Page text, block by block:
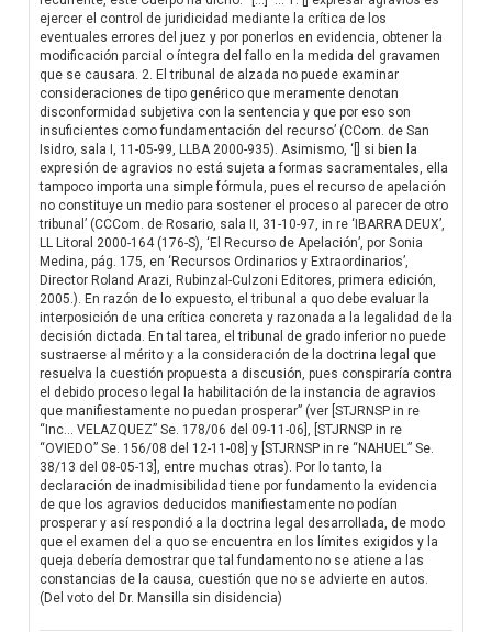
ejercer el control de juridicidad mediante la crítica de los
eventuales errores del juez y por ponerlos en evidencia, obtener la
modificación parcial o íntegra del fallo en la medida del gravamen
que se causara. 2. El tribunal de alzada no puede examinar
consideraciones de tipo genérico que meramente denotan
disconformidad subjetiva con la sentencia y que por eso son
insuficientes como fundamentación del recurso’ (CCom. de San
Isidro, sala I, 11-05-99, LLBA 2000-935). Asimismo, ‘[] si bien la
expresión de agravios no está sujeta a formas sacramentales, ella
tampoco importa una simple fórmula, pues el recurso de apelación
no constituye un medio para sostener el proceso al parecer de otro
tribunal’ (CCCom. de Rosario, sala II, 31-10-97, in re ‘IBARRA DEUX’,
LL Litoral 2000-164 (176-S), ‘El Recurso de Apelación’, por Sonia
Medina, pág. 175, en ‘Recursos Ordinarios y Extraordinarios’,
Director Roland Arazi, Rubinzal-Culzoni Editores, primera edición,
2005.). En razón de lo expuesto, el tribunal a quo debe evaluar la
interposición de una crítica concreta y razonada a la legalidad de la
decisión dictada. En tal tarea, el tribunal de grado inferior no puede
sustraerse al mérito y a la consideración de la doctrina legal que
resuelva la cuestión propuesta a discusión, pues conspiraría contra
el debido proceso legal la habilitación de la instancia de agravios
que manifiestamente no puedan prosperar” (ver [STJRNSP in re
“Inc… VELAZQUEZ” Se. 178/06 del 09-11-06], [STJRNSP in re
“OVIEDO” Se. 156/08 del 12-11-08] y [STJRNSP in re “NAHUEL” Se.
38/13 del 08-05-13], entre muchas otras). Por lo tanto, la
declaración de inadmisibilidad tiene por fundamento la evidencia
de que los agravios deducidos manifiestamente no podían
prosperar y así respondió a la doctrina legal desarrollada, de modo
que el examen del a quo se encuentra en los límites exigidos y la
queja debería demostrar que tal fundamento no se atiene a las
constancias de la causa, cuestión que no se advierte en autos.
(Del voto del Dr. Mansilla sin disidencia)